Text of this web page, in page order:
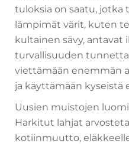
tuloksia on saatu, jotka
lämpimät värit, kuten
kultainen sävy, antavat
turvallisuuden
viettämään enemmän
ja käyttämään kyseistä
Uusien muistojen
Harkitut lahjat
kotiinmuutto,